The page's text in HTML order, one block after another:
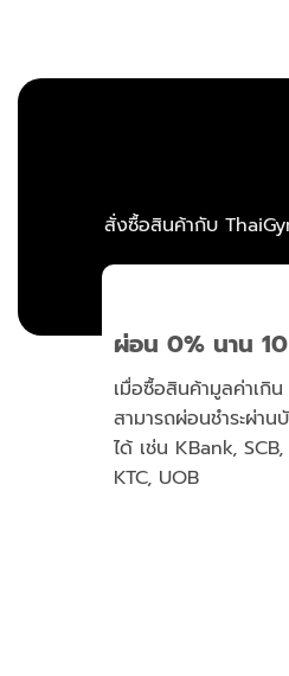
สั่งซื้อสินค้ากับ
ผ่อน 0% นาน
เมื่อซื้อสินค้ามูลค่าเกิ
สามารถผ่อนชำระผ่าน
ได้ เช่น KBank,
KTC, UOB